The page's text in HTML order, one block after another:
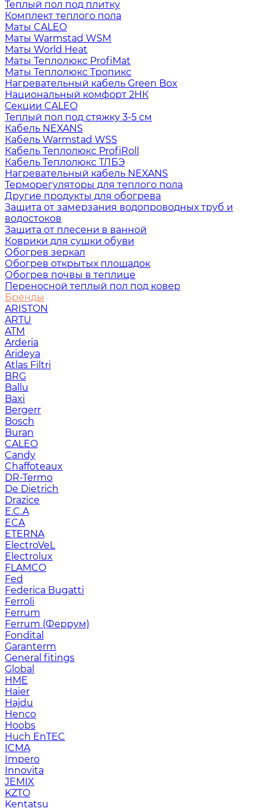
Теплый пол под плитку
Комплект теплого пола
Маты CALEO
Маты Warmstad WSM
Маты World Heat
Маты Теплолюкс ProfiMat
Маты Теплолюкс Тропикс
Нагревательный кабель Green Box
Национальный комфорт 2НК
Секции CALEO
Теплый пол под стяжку 3-5 см
Кабель NEXANS
Кабель Warmstad WSS
Кабель Теплолюкс ProfiRoll
Кабель Теплолюкс ТЛБЭ
Нагревательный кабель NEXANS
Терморегуляторы для теплого пола
Другие продукты для обогрева
Защита от замерзания водопроводных труб и
водостоков
Защита от плесени в ванной
Коврики для сушки обуви
Обогрев зеркал
Обогрев открытых площадок
Обогрев почвы в теплице
Переносной теплый пол под ковер
Бренды
ARISTON
ARTU
ATM
Arderia
Arideya
Atlas Filtri
BRG
Ballu
Baxi
Bergerr
Bosch
Buran
CALEO
Candy
Chaffoteaux
DR-Termo
De Dietrich
Drazice
E.C.A
ECA
ETERNA
ElectroVeL
Electrolux
FLAMCO
Fed
Federica Bugatti
Ferroli
Ferrum
Ferrum (Феррум)
Fondital
Garanterm
General fitings
Global
HME
Haier
Hajdu
Henco
Hoobs
Huch EnTEC
ICMA
Impero
Innovita
JEMIX
KZTO
Kentatsu